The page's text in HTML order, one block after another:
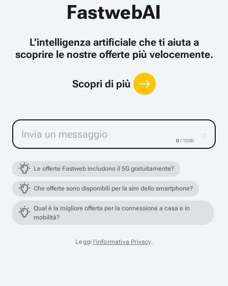
FastwebAI
L’intelligenza artificiale che ti aiuta a
scoprire le nostre offerte più velocemente.
Scopri di più
0 / 1000
Le offerte Fastweb includono il 5G gratuitamente?
Che offerte sono disponibili per la sim dello smartphone?
Qual è la migliore offerta per la connessione a casa e in
mobilità?
Leggi l'informativa Privacy.